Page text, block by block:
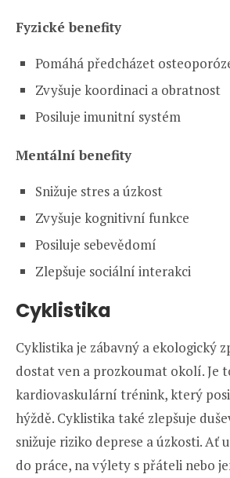
Fyzické benefity
Pomáhá předcházet
Zvyšuje koordinaci a obratnost
Posiluje imunitní systém
Mentální benefity
Snižuje stres a úzkost
Zvyšuje kognitivní funkce
Posiluje sebevědomí
Zlepšuje sociální interakci
Cyklistika
Cyklistika je zábavný a ekologický
dostat ven a prozkoumat okolí. Je
kardiovaskulární trénink, který
hýždě. Cyklistika také zlepšuje
snižuje riziko deprese a úzkosti. Ať
do práce, na výlety s přáteli nebo